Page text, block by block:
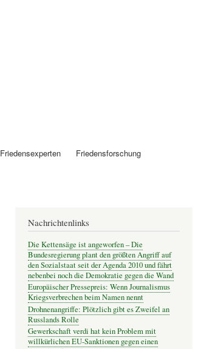
Friedensexperten Friedensforschung
Nachrichtenlinks
Die Kettensäge ist angeworfen – Die
Bundesregierung plant den größten Angriff auf
den Sozialstaat seit der Agenda 2010 und fährt
nebenbei noch die Demokratie gegen die Wand
Europäischer Pressepreis: Wenn Journalismus
Kriegsverbrechen beim Namen nennt
Drohnenangriffe: Plötzlich gibt es Zweifel an
Russlands Rolle
Gewerkschaft verdi hat kein Problem mit
willkürlichen EU-Sanktionen gegen einen